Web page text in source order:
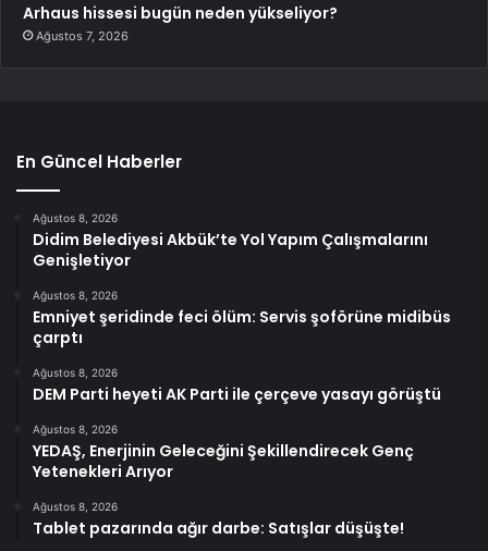
Arhaus hissesi bugün neden yükseliyor?
Ağustos 7, 2026
En Güncel Haberler
Ağustos 8, 2026
Didim Belediyesi Akbük’te Yol Yapım Çalışmalarını
Genişletiyor
Ağustos 8, 2026
Emniyet şeridinde feci ölüm: Servis şoförüne midibüs
çarptı
Ağustos 8, 2026
DEM Parti heyeti AK Parti ile çerçeve yasayı görüştü
Ağustos 8, 2026
YEDAŞ, Enerjinin Geleceğini Şekillendirecek Genç
Yetenekleri Arıyor
Ağustos 8, 2026
Tablet pazarında ağır darbe: Satışlar düşüşte!